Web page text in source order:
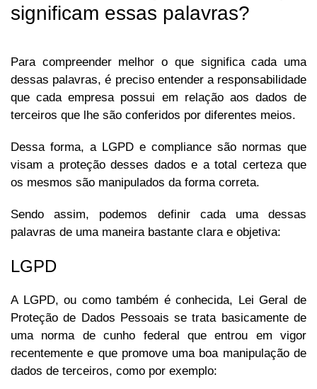
significam essas palavras?
Para compreender melhor o que significa cada uma
dessas palavras, é preciso entender a responsabilidade
que cada empresa possui em relação aos dados de
terceiros que lhe são conferidos por diferentes meios.
Dessa forma, a LGPD e compliance são normas que
visam a proteção desses dados e a total certeza que
os mesmos são manipulados da forma correta.
Sendo assim, podemos definir cada uma dessas
palavras de uma maneira bastante clara e objetiva:
LGPD
A LGPD, ou como também é conhecida, Lei Geral de
Proteção de Dados Pessoais se trata basicamente de
uma norma de cunho federal que entrou em vigor
recentemente e que promove uma boa manipulação de
dados de terceiros, como por exemplo: